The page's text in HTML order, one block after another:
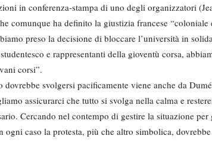
in conferenza-stampa di uno degli organizzatori
comunque ha definito la giustizia francese
preso la decisione di bloccare l’università in
e rappresentanti della gioventù corsa,
corsi”.
dovrebbe svolgersi pacificamente viene anche da
assicurarci che tutto si svolga nella calma e
Cercando nel contempo di gestire la situazione
ogni caso la protesta, più che altro simbolica,